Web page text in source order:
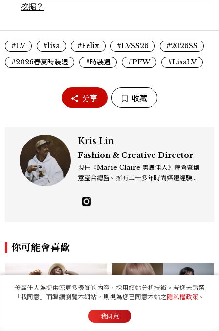
挖掘？
#LV #lisa #Felix #LVSS26
#2026SS
#2026春夏時裝週
#時裝週 #PFW #LisaLV
分享 收藏
Kris Lin
Fashion & Creative Director
現任《Marie Claire 美麗佳人》時尚暨創
意整合總監。擁有二十多年時尚媒體經驗，
化與情感。喜歡在時尚裡找故事，也習慣用
影像描繪美的力量。工作專長涵蓋秀場報
你可能會喜歡
美麗佳人為提供您更多優質的內容，採用網站分析技術。若您未點選
「我同意」而繼續瀏覽本網站，則視為您已同意本站之隱私權政策 。
我同意